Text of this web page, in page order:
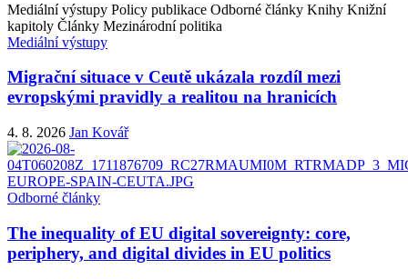
Mediální výstupy Policy publikace Odborné články Knihy Knižní
kapitoly Články Mezinárodní politika
Mediální výstupy
Migrační situace v Ceutě ukázala rozdíl mezi
evropskými pravidly a realitou na hranicích
4. 8. 2026 Jan Kovář
Odborné články
The inequality of EU digital sovereignty: core,
periphery, and digital divides in EU politics